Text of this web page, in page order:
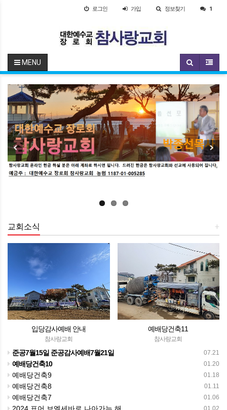
로그인 가입 정보찾기 1
MENU
Previous Next
+
교회소식
입당감사예배 안내
참사랑교회
예배당건축11
참사랑교회
07.21
준공7월15일 준공감사예배7월21일
01.20
예배당건축10
01.18
예배당건축9
01.11
예배당건축8
01.06
예배당건축7
01.02